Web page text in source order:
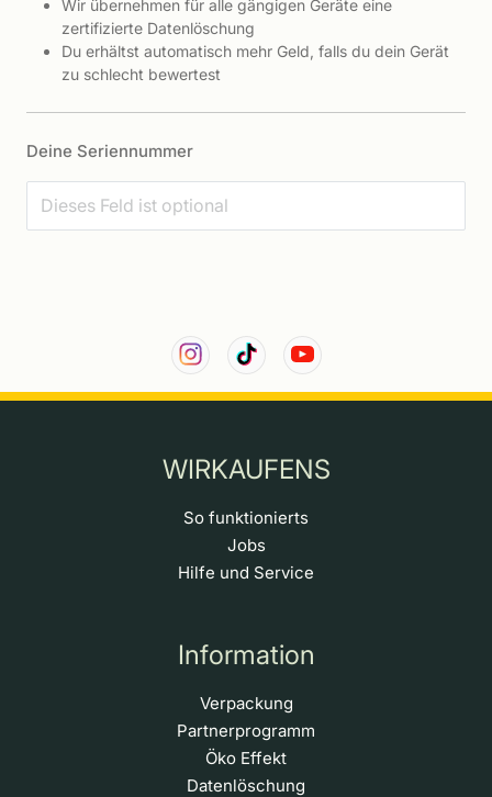
Wir übernehmen für alle gängigen Geräte eine
zertifizierte Datenlöschung
Du erhältst automatisch mehr Geld, falls du dein Gerät
zu schlecht bewertest
Deine Seriennummer
WIRKAUFENS
So funktionierts
Jobs
Hilfe und Service
Information
Verpackung
Partnerprogramm
Öko Effekt
Datenlöschung